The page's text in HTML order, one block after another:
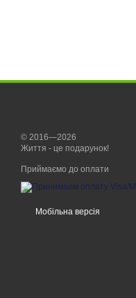
© 2016—2026
Життя - це подарунок!
Приймаємо до оплати
Мобільна версія